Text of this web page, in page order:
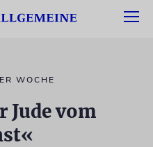
WOCHE
Jude vom